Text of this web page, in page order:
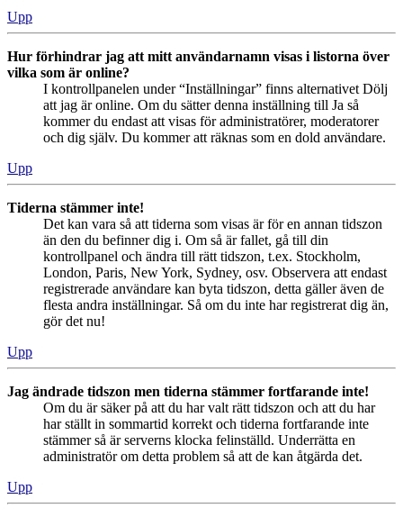
Upp
Hur förhindrar jag att mitt användarnamn visas i listorna över
vilka som är online?
I kontrollpanelen under “Inställningar” finns alternativet Dölj
att jag är online. Om du sätter denna inställning till Ja så
kommer du endast att visas för administratörer, moderatorer
och dig själv. Du kommer att räknas som en dold användare.
Upp
Tiderna stämmer inte!
Det kan vara så att tiderna som visas är för en annan tidszon
än den du befinner dig i. Om så är fallet, gå till din
kontrollpanel och ändra till rätt tidszon, t.ex. Stockholm,
London, Paris, New York, Sydney, osv. Observera att endast
registrerade användare kan byta tidszon, detta gäller även de
flesta andra inställningar. Så om du inte har registrerat dig än,
gör det nu!
Upp
Jag ändrade tidszon men tiderna stämmer fortfarande inte!
Om du är säker på att du har valt rätt tidszon och att du har
har ställt in sommartid korrekt och tiderna fortfarande inte
stämmer så är serverns klocka felinställd. Underrätta en
administratör om detta problem så att de kan åtgärda det.
Upp